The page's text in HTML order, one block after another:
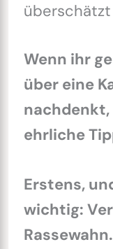
Wenn ihr
über eine
nachdenkt,
ehrliche
Erstens,
wichtig:
Rassewahn.